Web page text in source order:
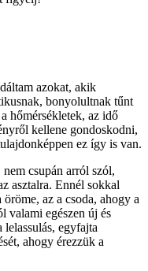
azokat, akik
bonyolultnak tűnt
hőmérsékletek, az idő
kellene gondoskodni,
ez így is van.
nem csupán arról szól,
asztalra. Ennél sokkal
az a csoda, ahogy a
valami egészen új és
egyfajta
ahogy érezzük a